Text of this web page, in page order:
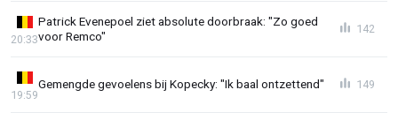
Patrick Evenepoel ziet absolute doorbraak: "Zo goed
voor Remco"
20:33
142
Gemengde gevoelens bij Kopecky: "Ik baal ontzettend"
19:59
149